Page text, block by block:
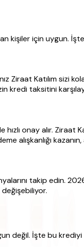
kişiler için uygun.
Ziraat Katılım
kredi taksitini
onay alır.
alışkanlığı kazanın,
takip edin.
değil. İşte bu